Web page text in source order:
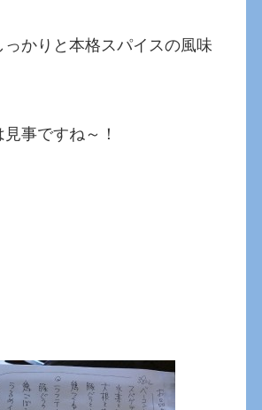
っかりと本格スパイスの風味
事ですね～！